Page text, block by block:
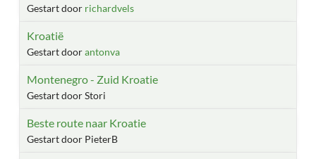
Gestart door richardvels
Kroatië
Gestart doorantonva
Montenegro - Zuid Kroatie
Gestart door Stori
Beste route naar Kroatie
Gestart door PieterB